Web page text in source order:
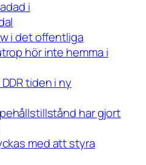
i
i det offentliga
hör inte hemma i
tiden i ny
har gjort
med att styra